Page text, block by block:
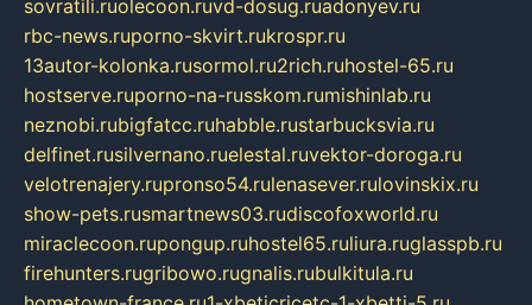
sovratili.ruolecoon.ruvd-dosug.ruadonyev.ru
rbc-news.ruporno-skvirt.rukrospr.ru
13autor-kolonka.rusormol.ru2rich.ruhostel-65.ru
hostserve.ruporno-na-russkom.rumishinlab.ru
neznobi.rubigfatcc.ruhabble.rustarbucksvia.ru
delfinet.rusilvernano.ruelestal.ruvektor-doroga.ru
velotrenajery.rupronso54.rulenasever.rulovinskix.ru
show-pets.rusmartnews03.rudiscofoxworld.ru
miraclecoon.rupongup.ruhostel65.ruliura.ruglasspb.ru
firehunters.rugribowo.rugnalis.rubulkitula.ru